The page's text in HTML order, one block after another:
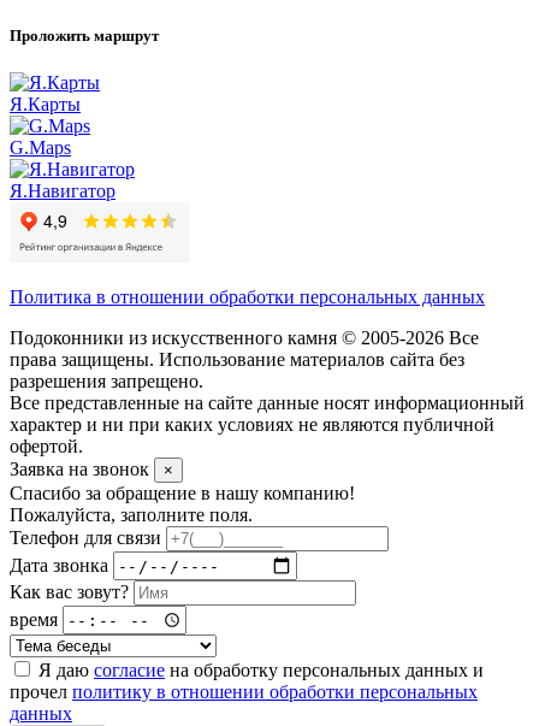
Проложить маршрут
Я.Карты
G.Maps
Я.Навигатор
Политика в отношении обработки персональных данных
Подоконники из искусственного камня © 2005-2026 Все
права защищены. Использование материалов сайта без
разрешения запрещено.
Все представленные на сайте данные носят информационный
характер и ни при каких условиях не являются публичной
офертой.
Заявка на звонок
×
Спасибо за обращение в нашу компанию!
Пожалуйста, заполните поля.
Телефон для связи
Дата звонка
Как вас зовут?
время
Я даю согласие на обработку персональных данных и
прочел политику в отношении обработки персональных
данных